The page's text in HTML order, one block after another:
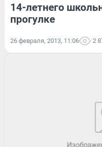
14-летнего
прогулке
26 февраля, 2013, 11:06 2